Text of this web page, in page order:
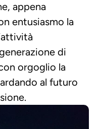
appena
entusiasmo la
di
orgoglio la
al futuro